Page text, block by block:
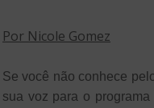
Por Nicole Gomez
Se você não conhece
sua voz para o programa